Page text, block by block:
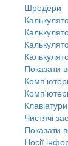
Шредери
Показати
Чистячі
Показати
Носії